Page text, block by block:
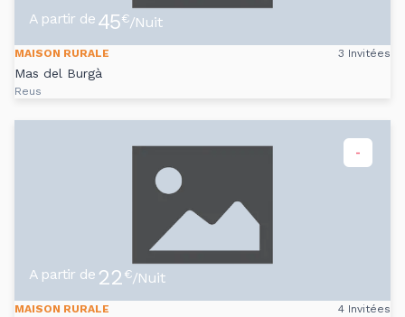
A partir de 45€/Nuit
MAISON RURALE 3 Invitées
Mas del Burgà
Reus
-
A partir de 22€/Nuit
MAISON RURALE 4 Invitées